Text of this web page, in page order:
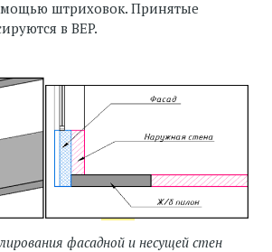
штриховок. Принятые
в BEP.
фасадной и несущей стен